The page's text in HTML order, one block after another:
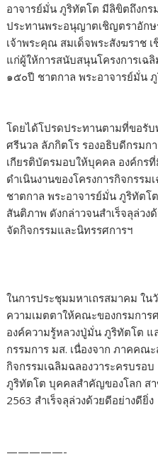
อาจารย์มั่น ภูริทัตโต มีลิขิตถึงก
ประทานพระอนุญาตเชิญตราอัก
เจ้าพระคุณ สมเด็จพระสังฆราช
แก่ผู้ให้การสนับสนุนโครงการเฉ
๑๕๐ปี ชาตกาล พระอาจารย์มั่น
โดยได้โปรดประทานตามที่ขอรั
ศรีนวล ลัภกิตโร รองอธิบดีกรมก
เกียรติบัตรมอบให้บุคคล องค์กร
ดำเนินงานของโครงการกิจกรร
ชาตกาล พระอาจารย์มั่น ภูริทัต
สันติภาพ ดังกล่าวจนสำเร็จลุล่ว
จัดกิจกรรมและนิทรรศการฯ
ในการประชุมมหาเถรสมาคม ใ
ความเมตตาให้คณะของกรมกา
องค์ความรู้หลวงปู่มั่น ภูริทัตโต แ
กรรมการ มส. เนื่องจาก ภาคคณ
กิจกรรมเฉลิมฉลองวาระครบรอ
ภูริทัตโต บุคคลสำคัญของโลก ส
2563 สำเร็จลุล่วงด้วยดีอย่างดียิ่ง
—————-